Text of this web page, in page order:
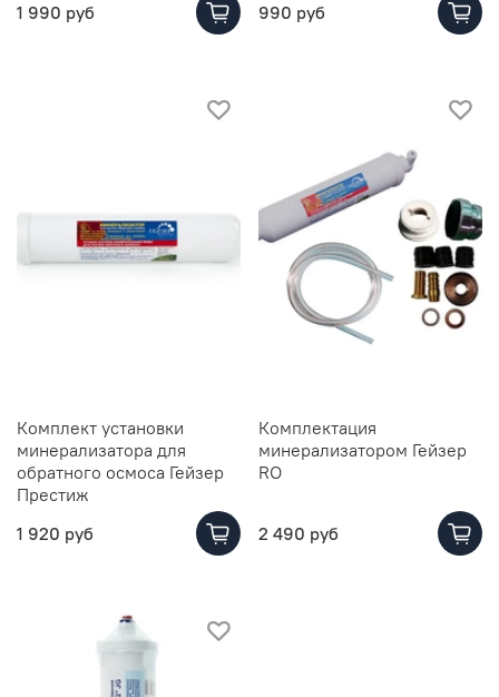
1 990 руб
990 руб
Комплект установки
минерализатора для
обратного осмоса Гейзер
Престиж
1 920 руб
Комплектация
минерализатором Гейзер
RO
2 490 руб